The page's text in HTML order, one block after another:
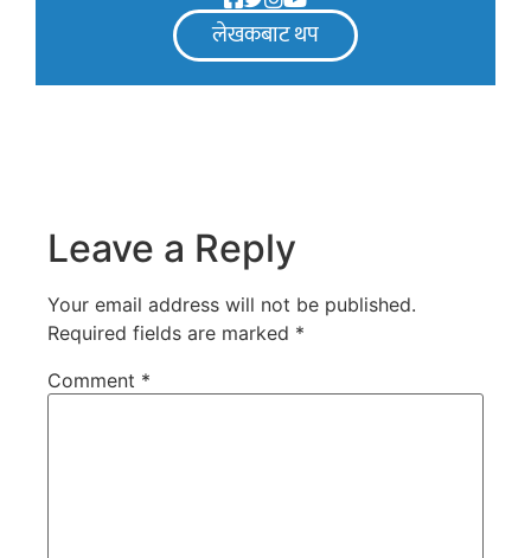
लेखकबाट थप
Leave a Reply
Your email address will not be published.
Required fields are marked *
Comment *